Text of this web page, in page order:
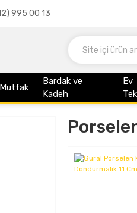
995 00 13
Mutfak
Bardak ve
Kadeh
Ev